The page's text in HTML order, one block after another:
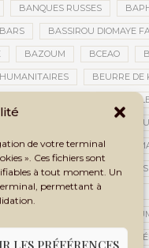
de votre terminal
». Ces fichiers sont
à tout moment. Un
permettant à
BANQUES RUSSES
BARS BASSIROU DIOMAYE
BAZOUM BCEAO
BEURRE DE
BIENNALE DE TOMBOUCTOU
BILAN
BLÉ RUSSE BLESSÉS
DIOULASSO BOGOLAN
BOUBACAR
BOUREM